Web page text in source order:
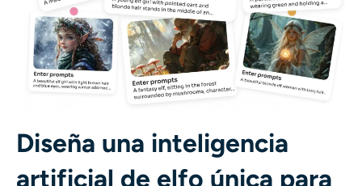
Diseña una inteligencia
artificial de elfo única para